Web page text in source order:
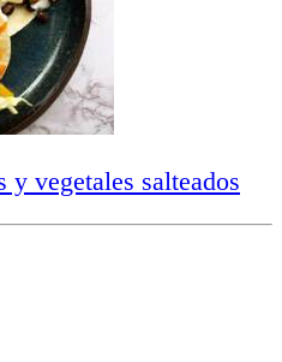
y vegetales salteados